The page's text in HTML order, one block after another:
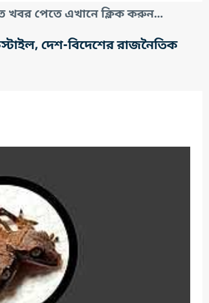
পেতে এখানে ক্লিক করুন...
দেশ-বিদেশের রাজনৈতিক